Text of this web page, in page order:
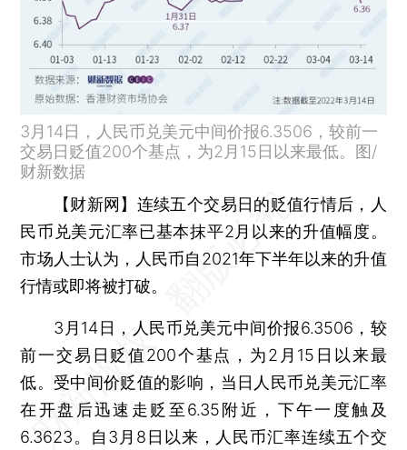
3月14日，人民币兑美元中间价报6.3506，较前一
交易日贬值200个基点，为2月15日以来最低。图/
财新数据
【财新网】 连续五个交易日的贬值行情后，人
民币兑美元汇率已基本抹平2月以来的升值幅度。
市场人士认为，人民币自2021年下半年以来的升值
行情或即将被打破。
3月14日，人民币兑美元中间价报6.3506，较
前一交易日贬值200个基点，为2月15日以来最
低。受中间价贬值的影响，当日人民币兑美元汇率
在开盘后迅速走贬至6.35附近，下午一度触及
6.3623。自3月8日以来，人民币汇率连续五个交